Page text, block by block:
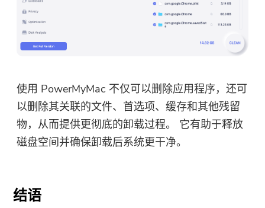
使用 PowerMyMac 不仅可以删除应用程序，还可
以删除其关联的文件、首选项、缓存和其他残留
物，从而提供更彻底的卸载过程。 它有助于释放
磁盘空间并确保卸载后系统更干净。
结语